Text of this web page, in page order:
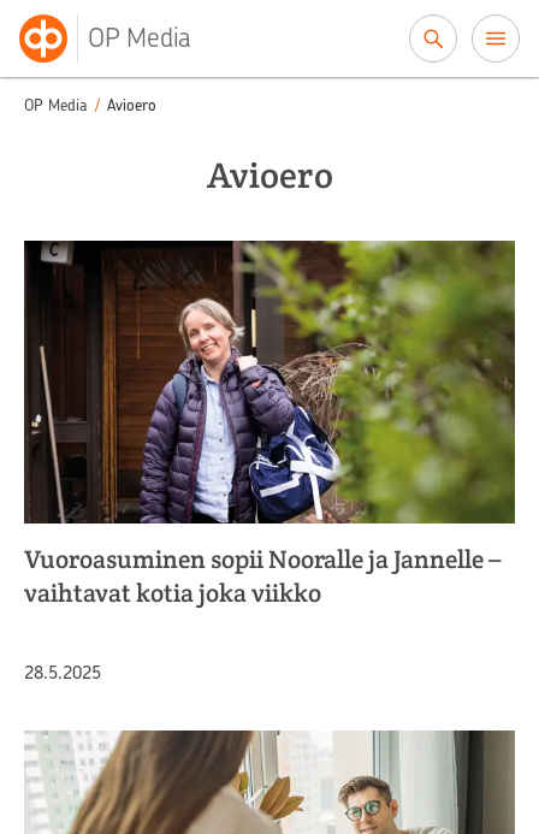
OP Media
OP Media / Avioero
Avioero
Vuoroasuminen sopii Nooralle ja Jannelle –
vaihtavat kotia joka viikko
Julkaistu
28.5.2025